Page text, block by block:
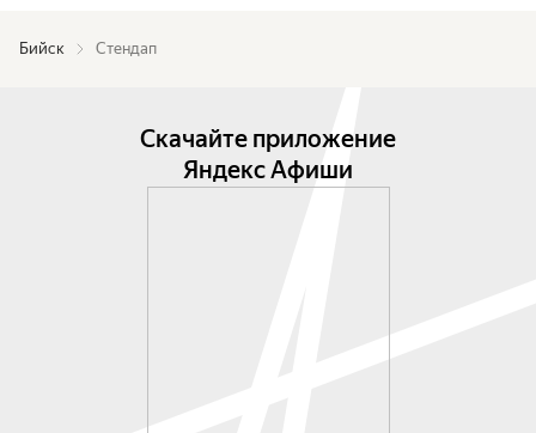
Бийск Стендап
Скачайте приложение
Яндекс Афиши